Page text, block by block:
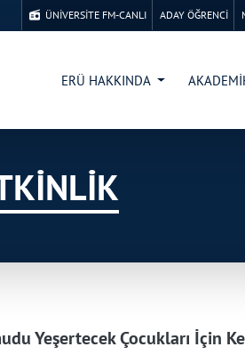
ÜNİVERSİTE FM-CANLI ADAY ÖĞRENCİ
ERÜ HAKKINDA
Yeşertecek Çocukları İçin